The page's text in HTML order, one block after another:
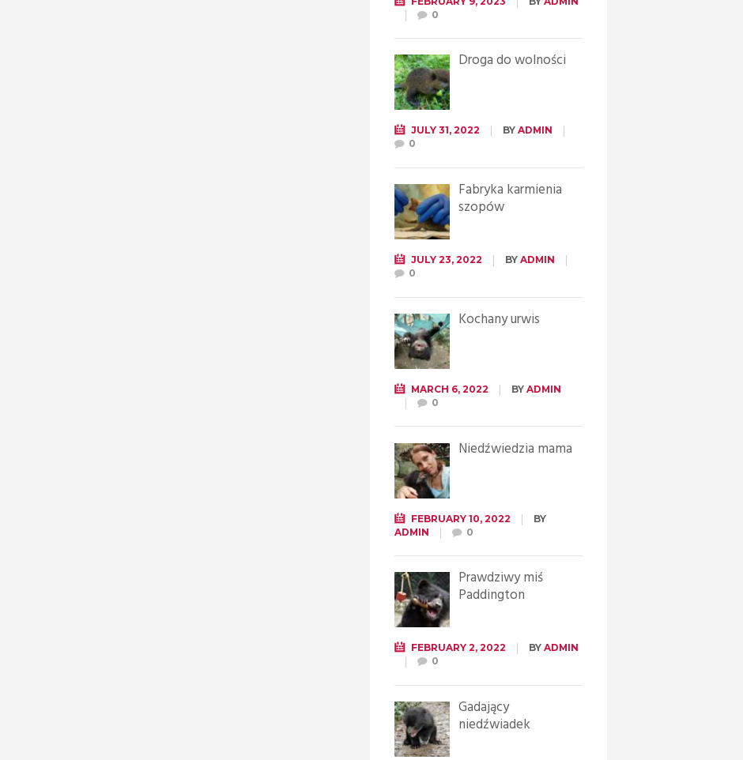
0
Droga do wolności
JULY 31, 2022 BY ADMIN
0
Fabryka karmienia
szopów
JULY 23, 2022 BY ADMIN
0
Kochany urwis
MARCH 6, 2022 BY ADMIN
0
Niedźwiedzia mama
FEBRUARY 10, 2022
BY
ADMIN
0
Prawdziwy miś
Paddington
FEBRUARY 2, 2022 BY ADMIN
0
Gadający
niedźwiadek